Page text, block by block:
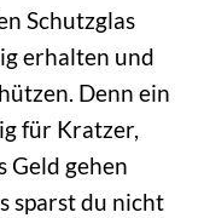
Schutzglas
erhalten und
Denn ein
für Kratzer,
Geld gehen
sparst du nicht